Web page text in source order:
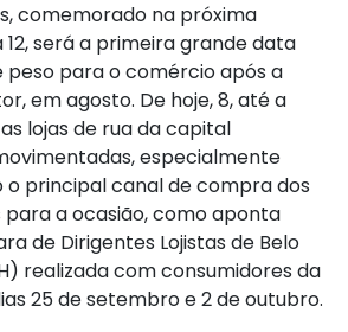
comemorado na próxima
será a primeira grande data
para o comércio após a
em agosto. De hoje, 8, até a
lojas de rua da capital
especialmente
o principal canal de compra dos
a ocasião, como aponta
de Dirigentes Lojistas de Belo
realizada com consumidores da
25 de setembro e 2 de outubro.